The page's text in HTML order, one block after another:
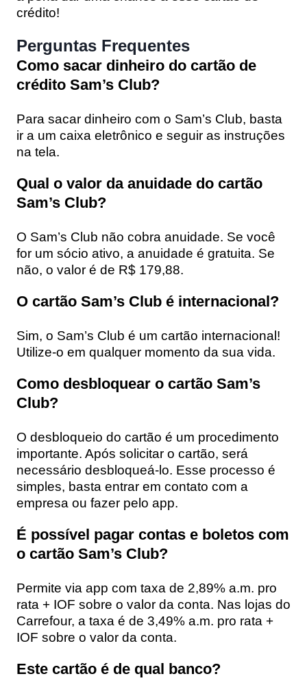
crédito!
Perguntas Frequentes
Como sacar dinheiro do cartão de
crédito Sam’s Club?
Para sacar dinheiro com o Sam’s Club, basta
ir a um caixa eletrônico e seguir as instruções
na tela.
Qual o valor da anuidade do cartão
Sam’s Club?
O Sam’s Club não cobra anuidade. Se você
for um sócio ativo, a anuidade é gratuita. Se
não, o valor é de R$ 179,88.
O cartão Sam’s Club é internacional?
Sim, o Sam’s Club é um cartão internacional!
Utilize-o em qualquer momento da sua vida.
Como desbloquear o cartão Sam’s
Club?
O desbloqueio do cartão é um procedimento
importante. Após solicitar o cartão, será
necessário desbloqueá-lo. Esse processo é
simples, basta entrar em contato com a
empresa ou fazer pelo app.
É possível pagar contas e boletos com
o cartão Sam’s Club?
Permite via app com taxa de 2,89% a.m. pro
rata + IOF sobre o valor da conta. Nas lojas do
Carrefour, a taxa é de 3,49% a.m. pro rata +
IOF sobre o valor da conta.
Este cartão é de qual banco?